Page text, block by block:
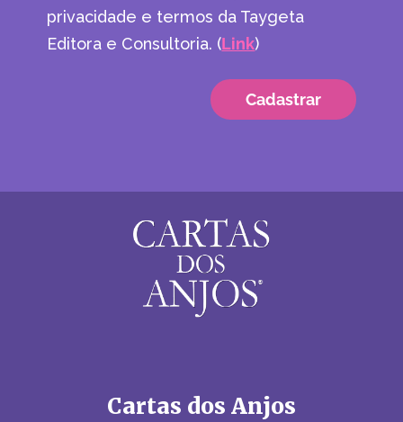
privacidade e termos da Taygeta
Editora e Consultoria. (Link)
Cartas dos Anjos